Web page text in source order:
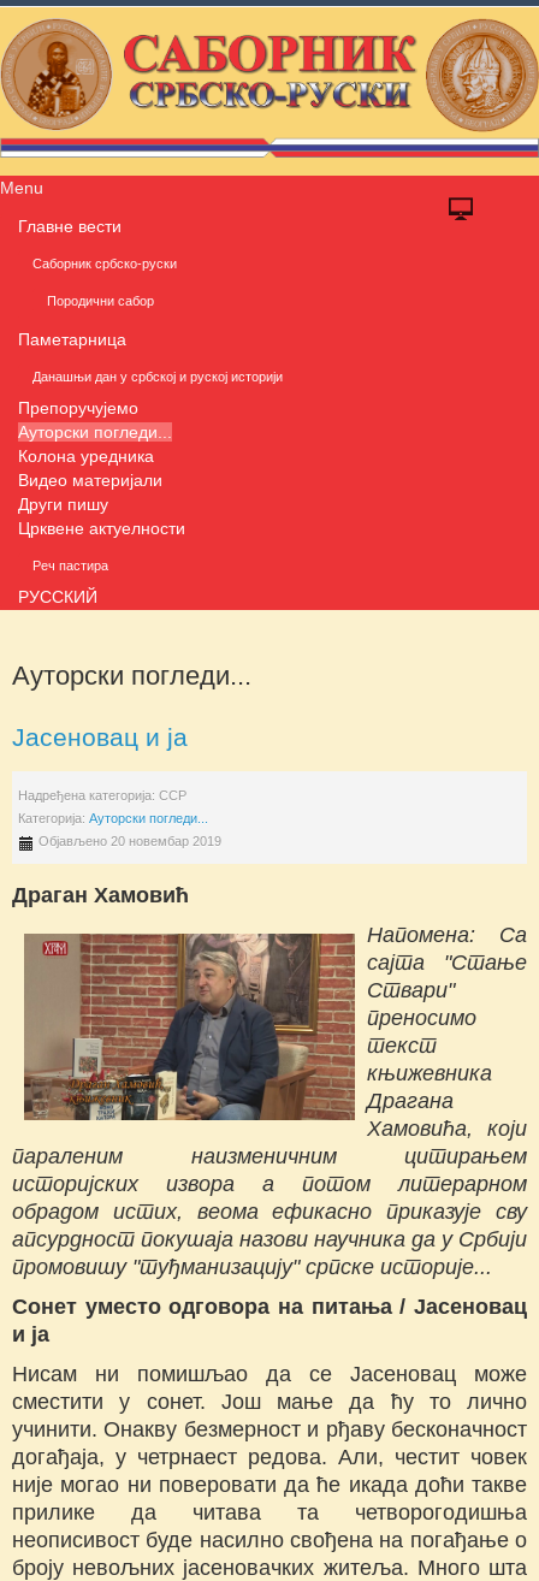
Menu
Главне вести
Саборник србско-руски
Породични сабор
Паметарница
Данашњи дан у србској и руској историји
Препоручујемо
Ауторски погледи...
Колона уредника
Видео материјали
Други пишу
Црквене актуелности
Реч пастира
РУССКИЙ
Ауторски погледи...
Јасеновац и ја
Надређена категорија: ССР
Категорија: Ауторски погледи...
Објављено 20 новембар 2019
Драган Хамовић
Напомена: Са
сајта "Стање
Ствари"
преносимо
текст
књижевника
Драгана
Хамовића, који
параленим наизменичним цитирањем
историјских извора а потом литерарном
обрадом истих, веома ефикасно приказује сву
апсурдност покушаја назови научника да у Србији
промовишу "туђманизацију" српске историје...
Сонет уместо одговора на питања / Јасеновац
и ја
Нисам ни помишљао да се Јасеновац може
сместити у сонет. Још мање да ћу то лично
учинити. Онакву безмерност и рђаву бесконачност
догађаја, у четрнаест редова. Али, честит човек
није могао ни поверовати да ће икада доћи такве
прилике да читава та четворогодишња
неописивост буде насилно свођена на погађање о
броју невољних јасеновачких житеља. Много шта